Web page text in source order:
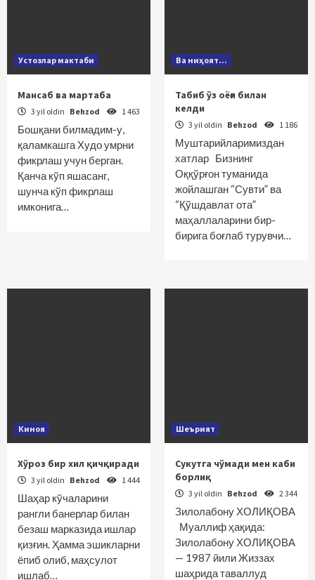
Устозлар мактаби
Мансаб ва мартаба
3 yil oldin Behzod 1 463
Бошқани билмадим-у,
қаламкашга Худо умрни
фикрлаш учун берган.
Қанча кўп яшасанг,
шунча кўп фикрлаш
имконига…
Ва ниҳоят...
Табиб ўз оёғи билан
келди
3 yil oldin Behzod 1 186
Муштарийларимиздан
хатлар Бизнинг
Оққўрғон туманида
жойлашган “Сувти” ва
“Қўшдавлат ота”
маҳаллаларини бир-
бирига боғлаб турувчи…
Киноя
Хўроз бир хил қичқиради
3 yil oldin Behzod 1 444
Шаҳар кўчаларини
рангли банерлар билан
безаш марказида ишлар
қизғин. Ҳамма эшикларни
ёпиб олиб, маҳсулот
ишлаб…
Шеърият
Сукутга чўмади мен каби
борлиқ
3 yil oldin Behzod 2 344
Зилолабону ХОЛИҚОВА
Муаллиф ҳақида:
Зилолабону ХОЛИҚОВА
— 1987 йили Жиззах
шаҳрида таваллуд